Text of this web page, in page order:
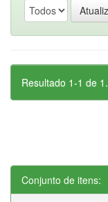
Resultado 1-1 de 1.
Conjunto de itens: